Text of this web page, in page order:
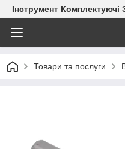
Інструмент Комплектуючі
Товари та послуги